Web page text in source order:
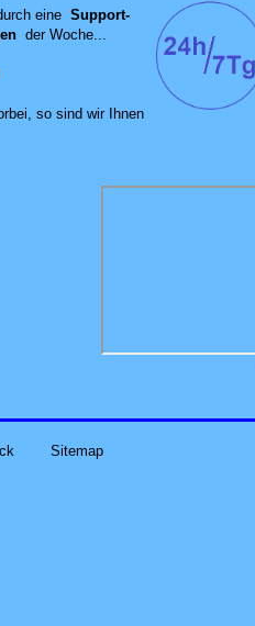
eine Support-
der Woche...
so sind wir Ih‍nen
Sitemap